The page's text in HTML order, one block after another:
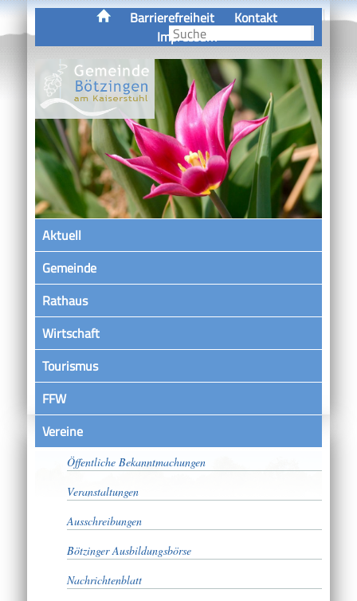
Barrierefreiheit
Kontakt
Impressum
Aktuell
Gemeinde
Rathaus
Wirtschaft
Tourismus
FFW
VereineSatzungen
Öffentliche Bekanntmachungen
Veranstaltungen
Ausschreibungen
Bötzinger Ausbildungsbörse
Nachrichtenblatt